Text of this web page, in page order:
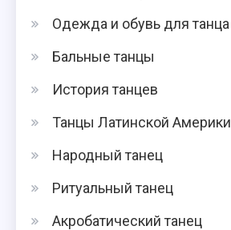
Одежда и обувь для танца
Бальные танцы
История танцев
Танцы Латинской Америки
Народный танец
Ритуальный танец
Акробатический танец